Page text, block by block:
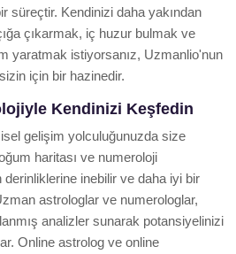
süreçtir. Kendinizi daha yakından
çıkarmak, iç huzur bulmak ve
yaratmak istiyorsanız, Uzmanlio'nun
için bir hazinedir.
Kendinizi Keşfedin
gelişim yolculuğunuzda size
haritası ve numeroloji
inebilir ve daha iyi bir
astrologlar ve numerologlar,
analizler sunarak potansiyelinizi
Online astrolog ve online